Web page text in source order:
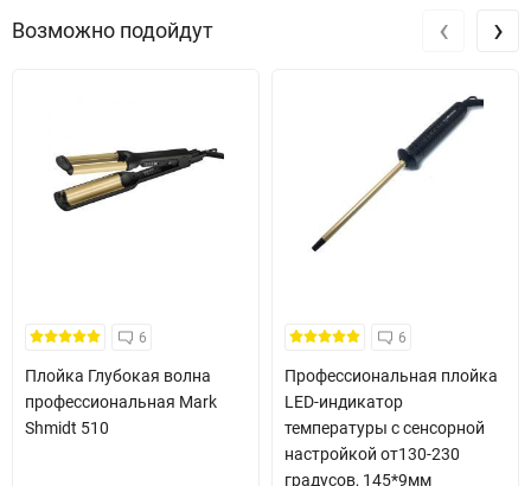
Материал ручки Soft Touch
Возможно подойдут
6
Плойка Глубокая волна
профессиональная Mark
Shmidt 510
6
Профессиональная плойка
LED-индикатор
температуры с сенсорной
настройкой от130-230
градусов, 145*9мм
‹ ›